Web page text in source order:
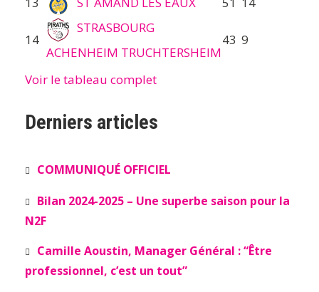
14
STRASBOURG
ACHENHEIM TRUCHTERSHEIM
43 9
Voir le tableau complet
Derniers articles
COMMUNIQUÉ OFFICIEL
Bilan 2024-2025 – Une superbe saison pour la
N2F
Camille Aoustin, Manager Général : “Être
professionnel, c’est un tout”